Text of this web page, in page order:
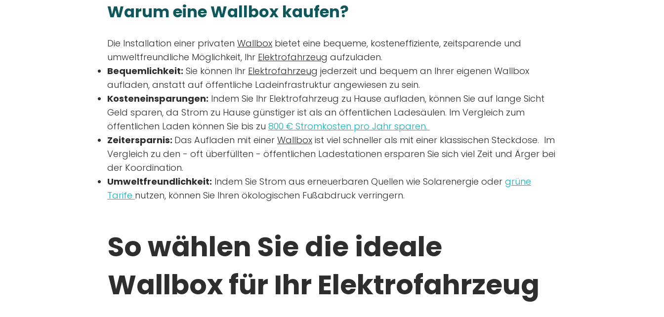
Warum eine Wallbox kaufen?
Die Installation einer privaten Wallbox bietet eine bequeme, kosteneffiziente, zeitsparende und
umweltfreundliche Möglichkeit, Ihr Elektrofahrzeug aufzuladen.
Bequemlichkeit: Sie können Ihr Elektrofahrzeug jederzeit und bequem an Ihrer eigenen Wallbox
aufladen, anstatt auf öffentliche Ladeinfrastruktur angewiesen zu sein.
Kosteneinsparungen: Indem Sie Ihr Elektrofahrzeug zu Hause aufladen, können Sie auf lange Sicht
Geld sparen, da Strom zu Hause günstiger ist als an öffentlichen Ladesäulen. Im Vergleich zum
öffentlichen Laden können Sie bis zu 800 € Stromkosten pro Jahr sparen.
Zeitersparnis: Das Aufladen mit einer Wallbox ist viel schneller als mit einer klassischen Steckdose. Im
Vergleich zu den - oft überfüllten - öffentlichen Ladestationen ersparen Sie sich viel Zeit und Ärger bei
der Koordination.
Umweltfreundlichkeit: Indem Sie Strom aus erneuerbaren Quellen wie Solarenergie oder grüne
Tarife nutzen, können Sie Ihren ökologischen Fußabdruck verringern.
So wählen Sie die ideale
Wallbox für Ihr Elektrofahrzeug